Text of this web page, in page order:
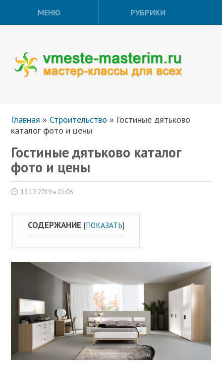
МЕНЮ РУБРИКИ
Главная » Строительство » Гостиные дятьково
каталог фото и цены
Гостиные дятьково каталог
фото и цены
12.12.2019 в 01:06
СОДЕРЖАНИЕ [ПОКАЗАТЬ]